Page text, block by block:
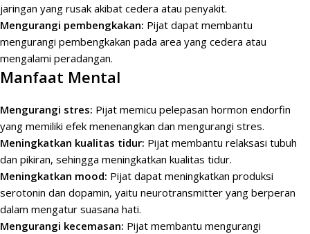
jaringan yang rusak akibat cedera atau penyakit.
Mengurangi pembengkakan: Pijat dapat membantu
mengurangi pembengkakan pada area yang cedera atau
mengalami peradangan.
Manfaat Mental
Mengurangi stres: Pijat memicu pelepasan hormon endorfin
yang memiliki efek menenangkan dan mengurangi stres.
Meningkatkan kualitas tidur: Pijat membantu relaksasi tubuh
dan pikiran, sehingga meningkatkan kualitas tidur.
Meningkatkan mood: Pijat dapat meningkatkan produksi
serotonin dan dopamin, yaitu neurotransmitter yang berperan
dalam mengatur suasana hati.
Mengurangi kecemasan: Pijat membantu mengurangi